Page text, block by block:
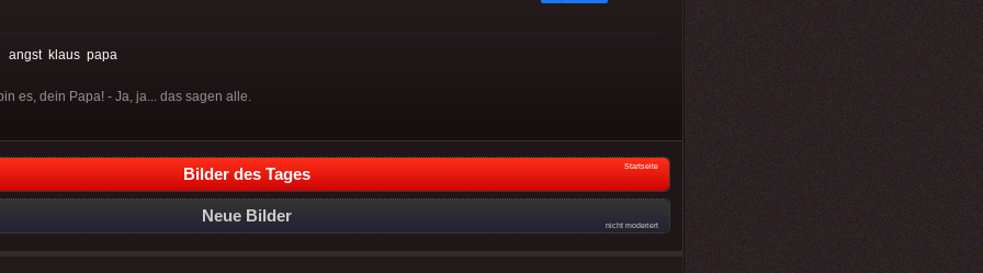
angst klaus papa
es, dein Papa! - Ja, ja... das sagen alle.
Bilder des Tages Startseite
Neue Bilder
nicht moderiert